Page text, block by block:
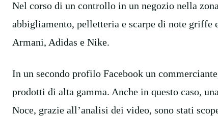
Nel corso di un controllo in un negozio nella
abbigliamento, pelletteria e scarpe di note
Armani, Adidas e Nike.
In un secondo profilo Facebook un
prodotti di alta gamma. Anche in questo caso,
Noce, grazie all’analisi dei video, sono stati